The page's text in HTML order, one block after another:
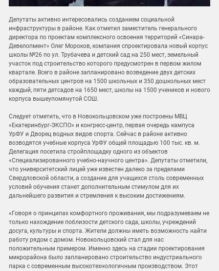
Депутаты активно интересовались созданием социальной
инфраструктуры в районе. Как отметил заместитель генерального
директора по проектам комплексного освоения территорий «Синара-
Девелопмент» Олег Мороков, компания спроектировала новый корпус
школы №26 по ул. Трубачева и детский сад на 250 мест, земельный
участок под строительство которого предусмотрен в первом жилом
квартале. Всего в районе запланировано возведение двух детских
образовательных центров на 1500 школьных и 350 дошкольных мест
каждый, пяти детсадов на 1650 мест, школы на 1500 учеников и нового
корпуса вышеупомянутой СОШ.
Следует отметить, что в Новокольцовском уже построены МВЦ
«Екатеринбург-ЭКСПО» и конгресс-центр, первая очередь кампуса
УрФУ и Дворец водных видов спорта. Сейчас в районе активно
возводятся учебные корпуса УрФУ общей площадью 100 тыс. кв. м.
Делегация посетила стройплощадку одного из объектов
«Специализированного учебно-научного центра». Депутаты отметили,
что университетский лицей уже известен далеко за пределами
Свердловской области, а создание для учащихся столь современных
условий обучения станет дополнительным стимулом для их
дальнейшего развития и стремления к высоким достижениям.
«Говоря о принципах комфортного проживания, мы подразумеваем не
только нахождение поблизости детского сада, школы, учреждений
досуга, культуры и спорта. Жители должны иметь возможность найти
работу рядом с домом. Новокольцовский стал для нас
положительным примером. Именно здесь на стадии проектирования
микрорайона было запланировано строительство индустриального
парка с современным высокотехнологичным производством. Этот